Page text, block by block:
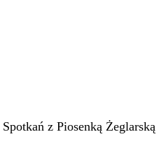
z Piosenką Żeglarską